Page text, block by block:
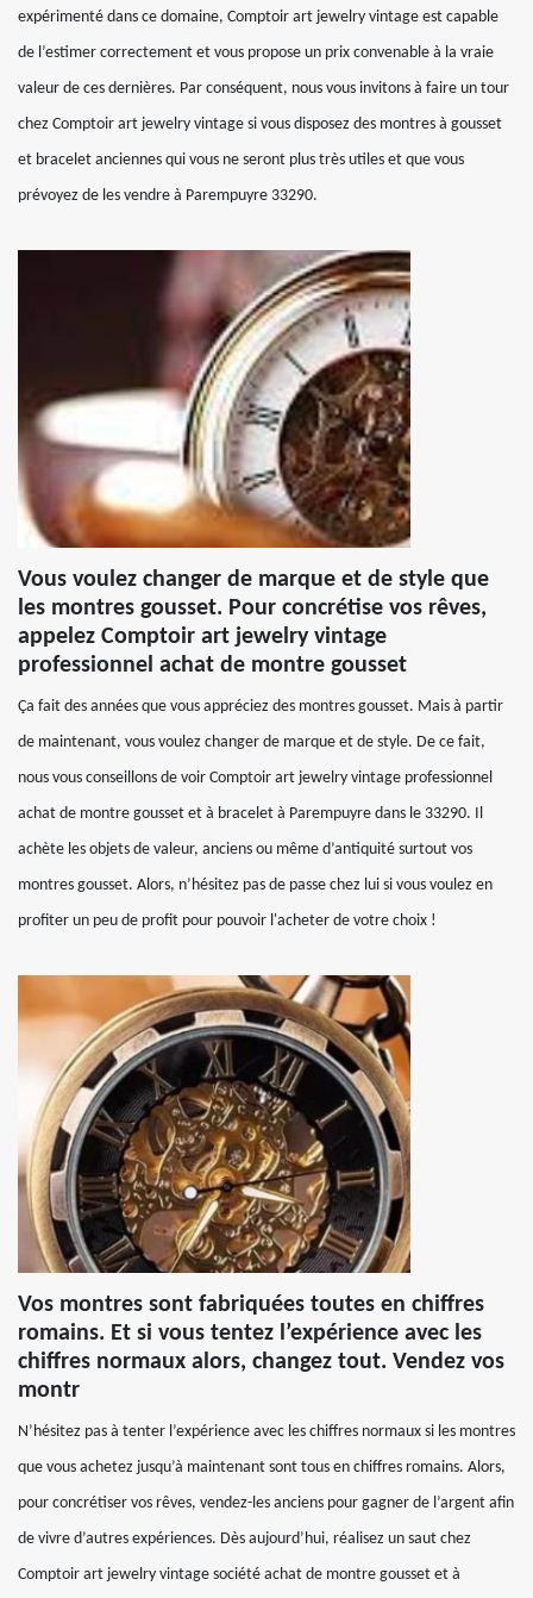
expérimenté dans ce domaine, Comptoir art jewelry vintage est capable
de l’estimer correctement et vous propose un prix convenable à la vraie
valeur de ces dernières. Par conséquent, nous vous invitons à faire un tour
chez Comptoir art jewelry vintage si vous disposez des montres à gousset
et bracelet anciennes qui vous ne seront plus très utiles et que vous
prévoyez de les vendre à Parempuyre 33290.
Vous voulez changer de marque et de style que
les montres gousset. Pour concrétise vos rêves,
appelez Comptoir art jewelry vintage
professionnel achat de montre gousset
Ça fait des années que vous appréciez des montres gousset. Mais à partir
de maintenant, vous voulez changer de marque et de style. De ce fait,
nous vous conseillons de voir Comptoir art jewelry vintage professionnel
achat de montre gousset et à bracelet à Parempuyre dans le 33290. Il
achète les objets de valeur, anciens ou même d’antiquité surtout vos
montres gousset. Alors, n’hésitez pas de passe chez lui si vous voulez en
profiter un peu de profit pour pouvoir l'acheter de votre choix !
Vos montres sont fabriquées toutes en chiffres
romains. Et si vous tentez l’expérience avec les
chiffres normaux alors, changez tout. Vendez vos
montr
N’hésitez pas à tenter l’expérience avec les chiffres normaux si les montres
que vous achetez jusqu’à maintenant sont tous en chiffres romains. Alors,
pour concrétiser vos rêves, vendez-les anciens pour gagner de l’argent afin
de vivre d’autres expériences. Dès aujourd’hui, réalisez un saut chez
Comptoir art jewelry vintage société achat de montre gousset et à